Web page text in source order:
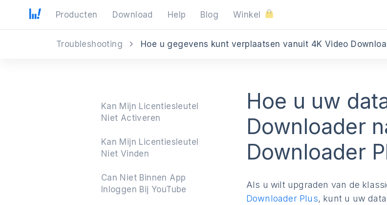
Producten Download Help Blog Winkel
Troubleshooting Hoe u gegevens kunt verplaatsen vanuit 4K Video
Kan Mijn Licentiesleutel
Niet Activeren
Kan Mijn Licentiesleutel
Niet Vinden
Can Niet Binnen App
Inloggen Bij YouTube
Hoe u uw
Downloader
Downloader
Als u wilt upgraden van de
Downloader Plus, kunt u uw